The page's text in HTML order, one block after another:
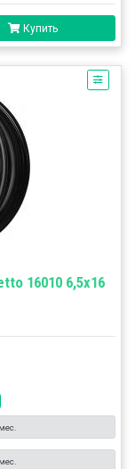
Купить
16010 6,5x16